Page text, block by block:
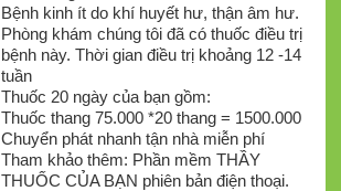
Bệnh kinh ít do khí huyết hư, thận âm hư.
Phòng khám chúng tôi đã có thuốc điều trị
bệnh này. Thời gian điều trị khoảng 12 -14
tuần
Thuốc 20 ngày của bạn gồm:
Thuốc thang 75.000 *20 thang = 1500.000
Chuyển phát nhanh tận nhà miễn phí
Tham khảo thêm: Phần mềm THẦY
THUỐC CỦA BẠN phiên bản điện thoại.